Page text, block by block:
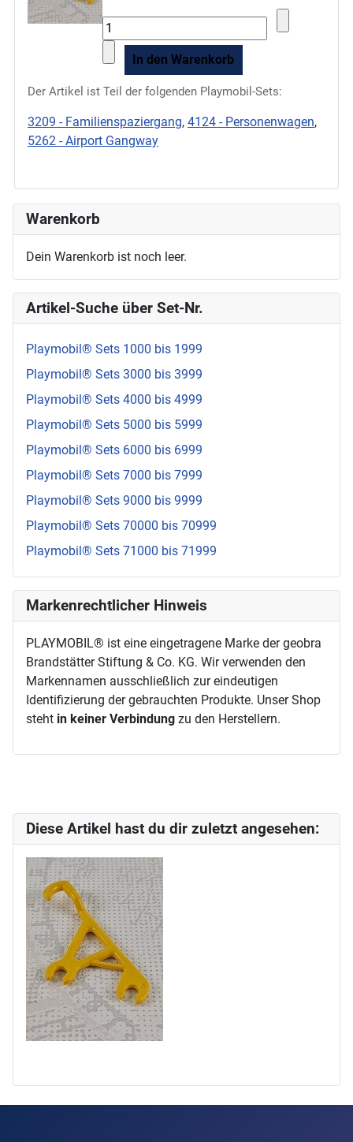
Der Artikel ist Teil der folgenden Playmobil-Sets:
3209 - Familienspaziergang, 4124 - Personenwagen,
5262 - Airport Gangway
Warenkorb
Dein Warenkorb ist noch leer.
Artikel-Suche über Set-Nr.
Playmobil® Sets 1000 bis 1999
Playmobil® Sets 3000 bis 3999
Playmobil® Sets 4000 bis 4999
Playmobil® Sets 5000 bis 5999
Playmobil® Sets 6000 bis 6999
Playmobil® Sets 7000 bis 7999
Playmobil® Sets 9000 bis 9999
Playmobil® Sets 70000 bis 70999
Playmobil® Sets 71000 bis 71999
Markenrechtlicher Hinweis
PLAYMOBIL® ist eine eingetragene Marke der geobra
Brandstätter Stiftung & Co. KG. Wir verwenden den
Markennamen ausschließlich zur eindeutigen
Identifizierung der gebrauchten Produkte. Unser Shop
steht in keiner Verbindung zu den Herstellern.
Diese Artikel hast du dir zuletzt angesehen: